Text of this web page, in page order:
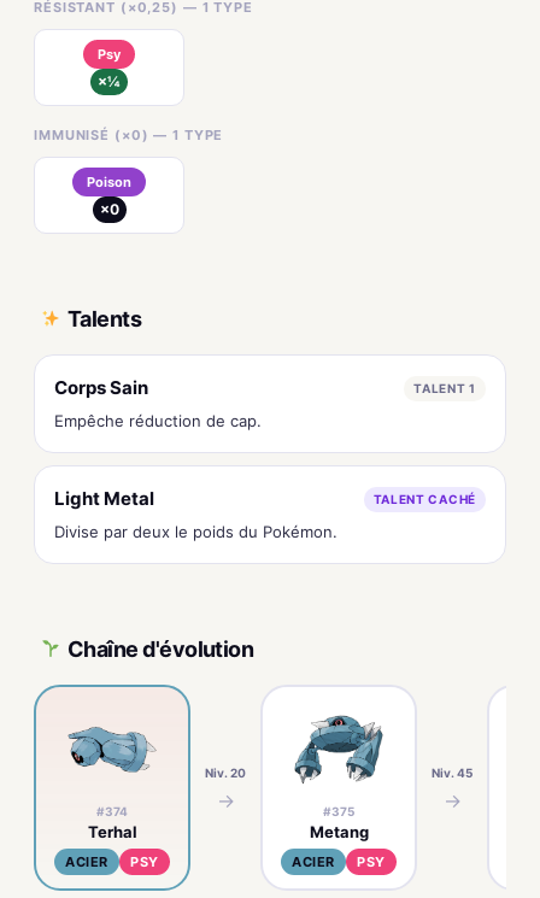
RÉSISTANT (×0,25) — 1 TYPE
Psy
×¼
IMMUNISÉ (×0) — 1 TYPE
Poison
×0
Talents
Corps Sain TALENT 1
Empêche réduction de cap.
Light Metal TALENT CACHÉ
Divise par deux le poids du Pokémon.
Chaîne d'évolution
#374
Terhal
ACIER PSY
Niv. 20
→ #375
Metang
ACIER PSY
Niv. 45
→